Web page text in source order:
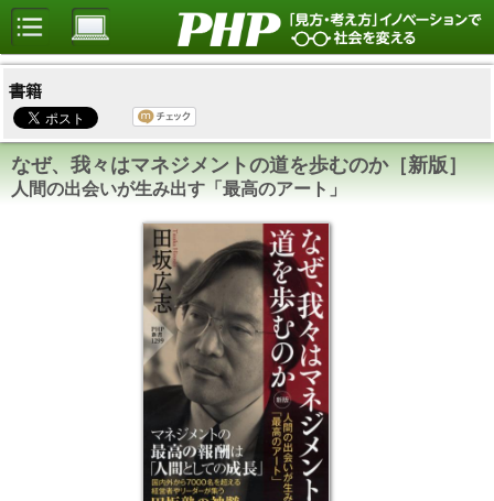
書籍
なぜ、我々はマネジメントの道を歩むのか［新版］
人間の出会いが生み出す「最高のアート」